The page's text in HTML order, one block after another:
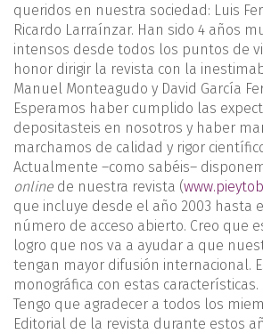
queridos en nuestra sociedad: Luis
Ricardo Larraínzar. Han sido 4 años
intensos desde todos los puntos de
honor dirigir la revista con la
Manuel Monteagudo y David García
Esperamos haber cumplido las
depositasteis en nosotros y haber
marchamos de calidad y rigor
Actualmente –como sabéis–
online de nuestra revista (
que incluye desde el año 2003 hasta
número de acceso abierto. Creo que
logro que nos va a ayudar a que
tengan mayor difusión internacional.
monográfica con estas características.
Tengo que agradecer a todos los
Editorial de la revista durante estos